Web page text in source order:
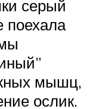
серый
поехала
мышц,
ослик.